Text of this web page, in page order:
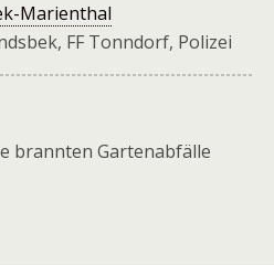
Marienthal
FF Tonndorf, Polizei
brannten Gartenabfälle